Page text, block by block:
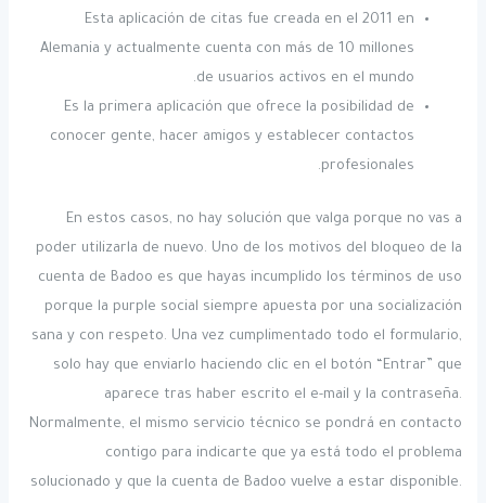
Esta aplicación de citas fue creada en el 2011 en
Alemania y actualmente cuenta con más de 10 millones
de usuarios activos en el mundo.
Es la primera aplicación que ofrece la posibilidad de
conocer gente, hacer amigos y establecer contactos
profesionales.
En estos casos, no hay solución que valga porque no vas a
poder utilizarla de nuevo. Uno de los motivos del bloqueo de la
cuenta de Badoo es que hayas incumplido los términos de uso
porque la purple social siempre apuesta por una socialización
sana y con respeto. Una vez cumplimentado todo el formulario,
solo hay que enviarlo haciendo clic en el botón “Entrar” que
aparece tras haber escrito el e-mail y la contraseña.
Normalmente, el mismo servicio técnico se pondrá en contacto
contigo para indicarte que ya está todo el problema
solucionado y que la cuenta de Badoo vuelve a estar disponible.